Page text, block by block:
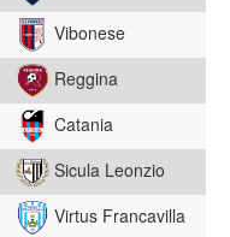
Vibonese
Reggina
Catania
Sicula Leonzio
Virtus Francavilla